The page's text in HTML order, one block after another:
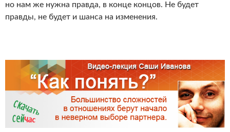
но нам же нужна правда, в конце концов. Не будет
правды, не будет и шанса на изменения.